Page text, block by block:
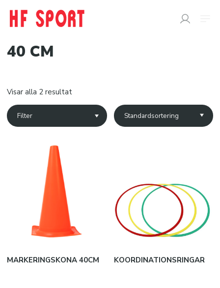
SÖK
Butik
Snabborder
Varumärken
Kataloger
40 CM
Visar alla 2 resultat
Filter
MARKERINGSKONA 40CM KOORDINATIONSRINGAR